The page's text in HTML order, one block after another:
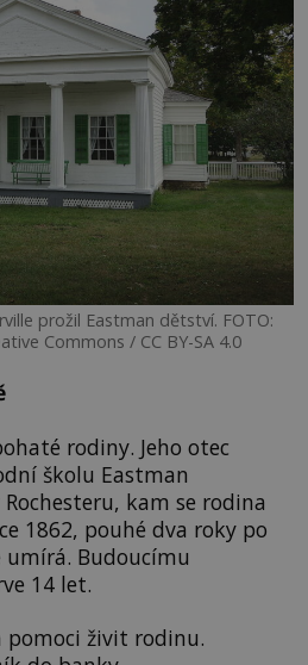
prožil Eastman dětství. FOTO:
Commons / CC BY-SA 4.0
rodiny. Jeho otec
školu Eastman
kam se rodina
1862, pouhé dva roky po
Budoucímu
14 let.
živit rodinu.